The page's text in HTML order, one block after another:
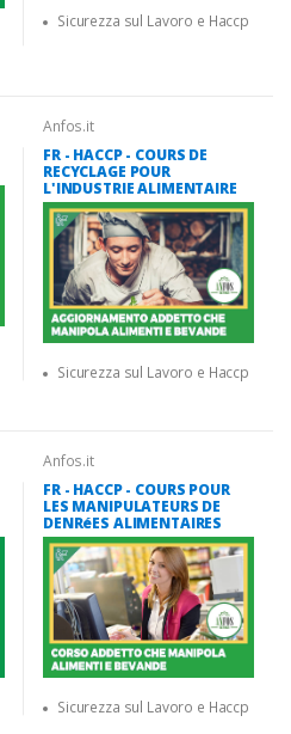
Sicurezza sul Lavoro e Haccp
Anfos.it
FR - HACCP - COURS DE
RECYCLAGE POUR
L'INDUSTRIE ALIMENTAIRE
Sicurezza sul Lavoro e Haccp
Anfos.it
FR - HACCP - COURS POUR
LES MANIPULATEURS DE
DENRéES ALIMENTAIRES
Sicurezza sul Lavoro e Haccp